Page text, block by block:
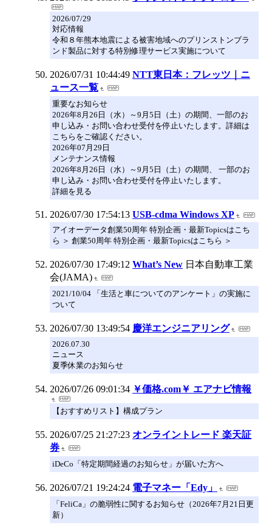
2026/07/29
対応情報
令和８年熊本地震による被害地域へのプリンストンブラ
ンド製品に対する特別修理サービス実施について
2026/07/31 10:44:49 NTT東日本：フレッツ｜ニ
ュース一覧
重要なお知らせ
2026年8月26日（水）～9月5日（土）の期間、一部のお
申し込み・お問い合わせ受付を停止いたします。詳細は
こちらをご確認ください。
2026年07月29日
メンテナンス情報
2026年8月26日（水）～9月5日（土）の期間、 一部のお
申し込み・お問い合わせ受付を停止いたします。
詳細を見る
2026/07/30 17:54:13 USB-cdma Windows XP
アイオーデータ創業50周年 特別企画・最新Topicsはこち
ら ＞ 創業50周年 特別企画・最新Topicsはこちら ＞
2026/07/30 17:49:12 What’s New 日本自動車工業
会(JAMA)
2021/10/04 「生活と車についてのアンケート」の実施に
ついて
2026/07/30 13:49:54 慶洋エンジニアリング
2026.07.30
ニュース
夏季休業のお知らせ
2026/07/26 09:01:34 ￥価格.com￥ エアナビ情報
【おすすめリスト】構成プラン
2026/07/25 21:27:23 オンライントレード 楽天証
券
iDeCo「特定期間経過のお知らせ」が届いた方へ
2026/07/21 19:24:24 電子マネー「Edy」
「FeliCa」の脆弱性に関するお知らせ（2026年7月21日更
新）